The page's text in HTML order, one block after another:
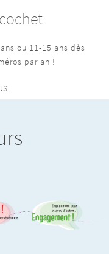
ou 11-15 ans dès
par an !